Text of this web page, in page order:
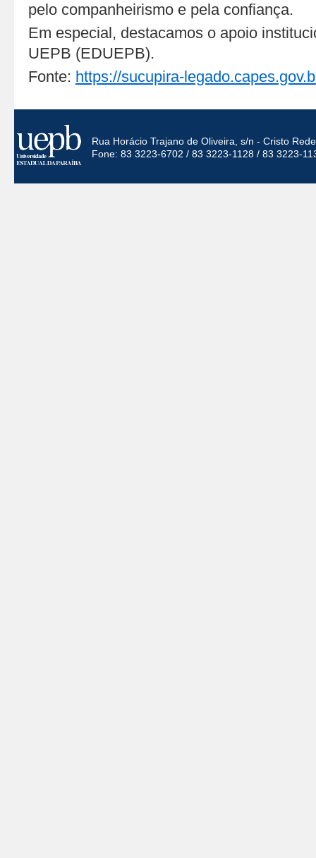
pelo companheirismo e pela confiança.
Em especial, destacamos o apoio
UEPB (EDUEPB).
Fonte: https://sucupira-
Rua Horácio Trajano de Oliveira, s/n - Cristo
Fone: 83 3223-6702 / 83 3223-1128 / 83 3223-